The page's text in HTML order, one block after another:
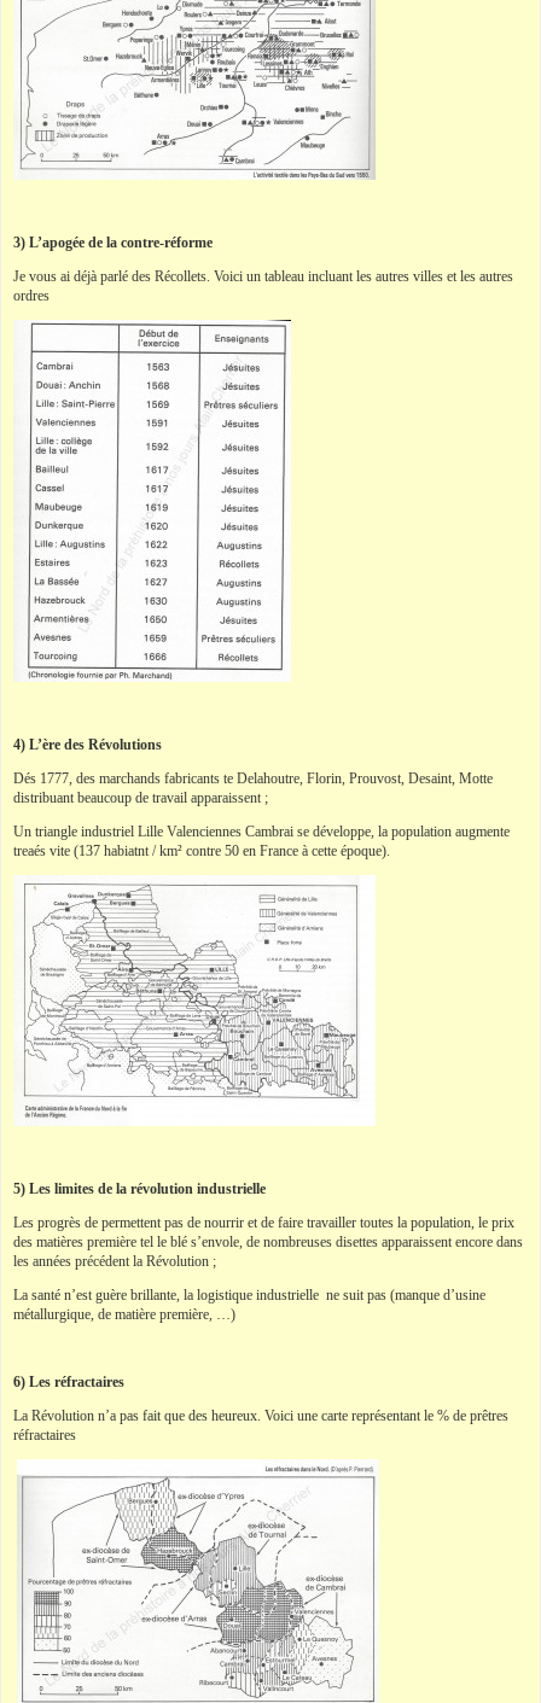
3) L’apogée de la contre-réforme
Je vous ai déjà parlé des Récollets. Voici un tableau incluant les autres villes et les autres
ordres
4) L’ère des Révolutions
Dés 1777, des marchands fabricants te Delahoutre, Florin, Prouvost, Desaint, Motte
distribuant beaucoup de travail apparaissent ;
Un triangle industriel Lille Valenciennes Cambrai se développe, la population augmente
treaés vite (137 habiatnt / km² contre 50 en France à cette époque).
5) Les limites de la révolution industrielle
Les progrès de permettent pas de nourrir et de faire travailler toutes la population, le prix
des matières première tel le blé s’envole, de nombreuses disettes apparaissent encore dans
les années précédent la Révolution ;
La santé n’est guère brillante, la logistique industrielle ne suit pas (manque d’usine
métallurgique, de matière première, …)
6) Les réfractaires
La Révolution n’a pas fait que des heureux. Voici une carte représentant le % de prêtres
réfractaires